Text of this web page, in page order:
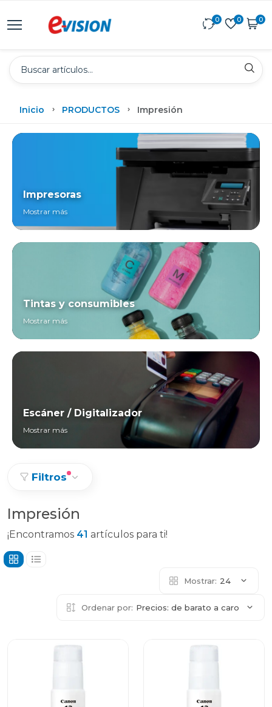
0 0 0
Inicio PRODUCTOS Impresión
Impresoras
Mostrar más
Tintas y consumibles
Mostrar más
Escáner / Digitalizador
Mostrar más
Filtros
Impresión
¡Encontramos 41 artículos para ti!
Mostrar: 24
Ordenar por: Precios: de barato a caro